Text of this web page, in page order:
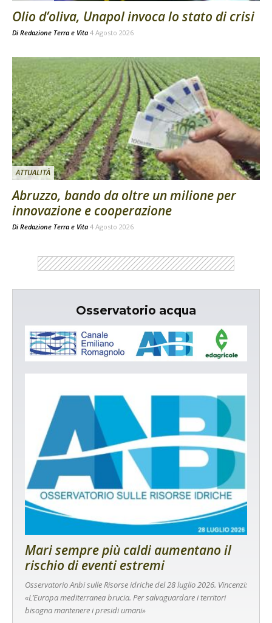
Olio d’oliva, Unapol invoca lo stato di crisi
Di Redazione Terra e Vita 4 Agosto 2026
ATTUALITÀ
Abruzzo, bando da oltre un milione per
innovazione e cooperazione
Di Redazione Terra e Vita 4 Agosto 2026
Osservatorio acqua
Mari sempre più caldi aumentano il
rischio di eventi estremi
Osservatorio Anbi sulle Risorse idriche del 28 luglio 2026. Vincenzi:
«L’Europa mediterranea brucia. Per salvaguardare i territori
bisogna mantenere i presidi umani»